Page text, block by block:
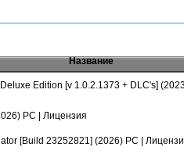
Название
Edition [v 1.0.2.1373 + DLC's]
PC | Лицензия
[Build 23252821] (2026) PC |